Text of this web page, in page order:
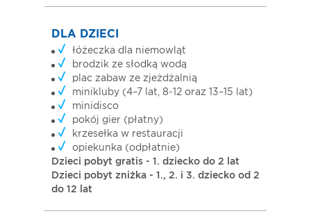
DLA DZIECI
łóżeczka dla niemowląt
brodzik ze słodką wodą
plac zabaw ze zjeżdżalnią
minikluby (4–7 lat, 8-12 oraz 13–15 lat)
minidisco
pokój gier (płatny)
krzesełka w restauracji
opiekunka (odpłatnie)
Dzieci pobyt gratis - 1. dziecko do 2 lat
Dzieci pobyt zniżka - 1., 2. i 3. dziecko od 2
do 12 lat